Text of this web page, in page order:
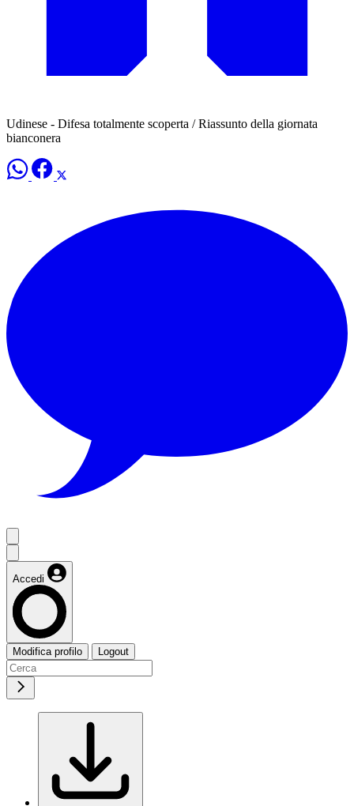
Udinese - Difesa totalmente scoperta / Riassunto della giornata
bianconera
Accedi
Modifica profilo Logout